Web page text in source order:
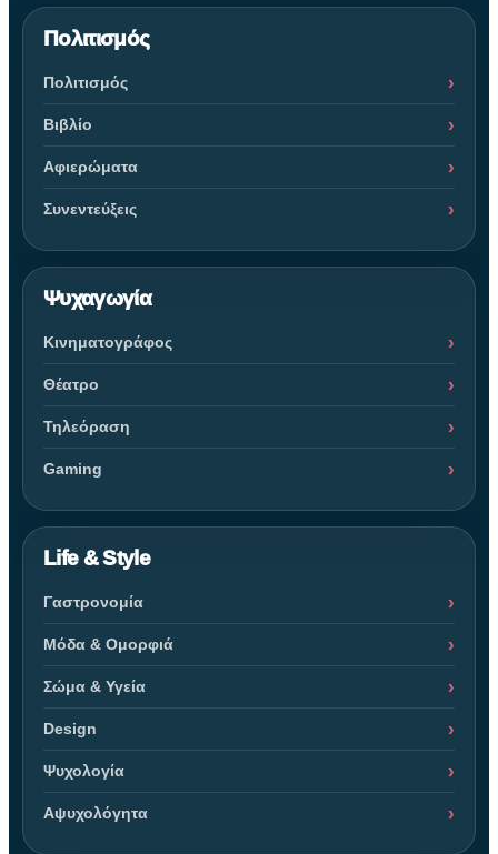
Πολιτισμός
Πολιτισμός
Βιβλίο
Αφιερώματα
Συνεντεύξεις
Ψυχαγωγία
Κινηματογράφος
Θέατρο
Τηλεόραση
Gaming
Life & Style
Γαστρονομία
Μόδα & Ομορφιά
Σώμα & Υγεία
Design
Ψυχολογία
Αψυχολόγητα